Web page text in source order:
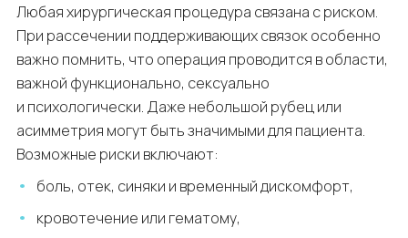
Любая хирургическая процедура связана с риском.
При рассечении поддерживающих связок особенно
важно помнить, что операция проводится в области,
важной функционально, сексуально
и психологически. Даже небольшой рубец или
асимметрия могут быть значимыми для пациента.
Возможные риски включают:
боль, отек, синяки и временный дискомфорт,
кровотечение или гематому,